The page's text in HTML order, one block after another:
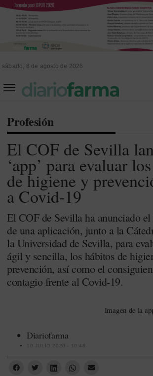
sábado, 8 de agosto de 2026
Profesión
El COF de Sevilla
‘app’ para evaluar
de higiene y
a Covid-19
El COF de Sevilla ha anunciado
de una aplicación, junto a la
la Universidad de Sevilla, para
ágil y sencilla, los hábitos de
prevención, así como el
contagio frente al Covid-19.
Imagen de la
Diariofarma
10 JULIO 2020 - 10:48